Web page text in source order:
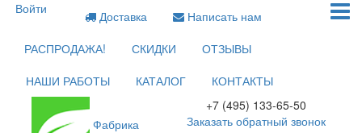
Войти Доставка
Написать нам
РАСПРОДАЖА!
СКИДКИ
ОТЗЫВЫ
НАШИ РАБОТЫ
КАТАЛОГ КОНТАКТЫ
Фабрика
+7 (495) 133-65-50
Заказать обратный звонок